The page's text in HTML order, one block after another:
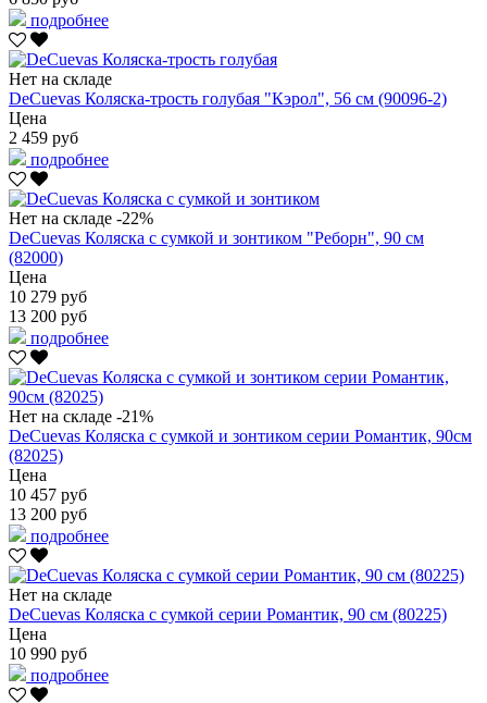
подробнее
Нет на складе
DeCuevas Коляска-трость голубая "Кэрол", 56 см (90096-2)
Цена
2 459 руб
подробнее
Нет на складе -22%
DeCuevas Коляска с сумкой и зонтиком "Реборн", 90 см
(82000)
Цена
10 279 руб
13 200 руб
подробнее
Нет на складе -21%
DeCuevas Коляска с сумкой и зонтиком серии Романтик, 90см
(82025)
Цена
10 457 руб
13 200 руб
подробнее
Нет на складе
DeCuevas Коляска с сумкой серии Романтик, 90 см (80225)
Цена
10 990 руб
подробнее